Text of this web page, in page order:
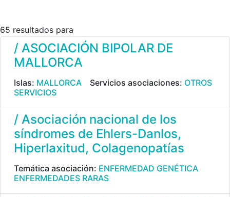
65 resultados para
/ ASOCIACIÓN BIPOLAR DE
MALLORCA
Islas: MALLORCA Servicios asociaciones: OTROS
SERVICIOS
/ Asociación nacional de los
síndromes de Ehlers-Danlos,
Hiperlaxitud, Colagenopatías
Temática asociación: ENFERMEDAD GENÉTICA
ENFERMEDADES RARAS